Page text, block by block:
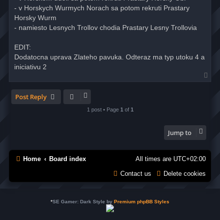
- v Horskych Wurmych Norach sa potom rekruti Prastary
Horsky Wurm
- namiesto Lesnych Trollov chodia Prastary Lesny Trollovia
EDIT:
Dodatocna uprava Zlateho pavuka. Odteraz ma typ utoku 4 a
iniciativu 2
o
Post Reply
1 post • Page 1 of 1
Jump to
Home Board index All times are UTC+02:00
Delete cookies
Contact us
*SE Gamer: Dark Style by Premium phpBB Styles